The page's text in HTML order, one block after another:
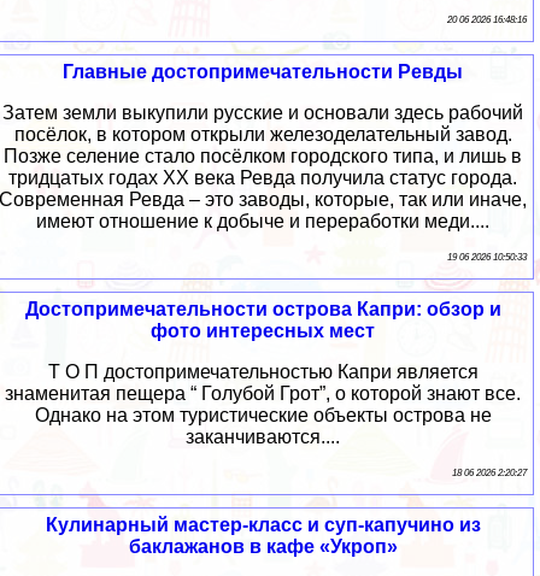
20 06 2026 16:48:16
Главные достопримечательности Ревды
Затем земли выкупили русские и основали здесь рабочий
посёлок, в котором открыли железоделательный завод.
Позже селение стало посёлком городского типа, и лишь в
тридцатых годах XX века Ревда получила статус города.
Современная Ревда – это заводы, которые, так или иначе,
имеют отношение к добыче и переработки меди....
19 06 2026 10:50:33
Достопримечательности острова Капри: обзор и
фото интересных мест
Т О П достопримечательностью Капри является
знаменитая пещера “ Голубой Грот”, о которой знают все.
Однако на этом туристические объекты острова не
заканчиваются....
18 06 2026 2:20:27
Кулинарный мастер-класс и суп-капучино из
баклажанов в кафе «Укроп»